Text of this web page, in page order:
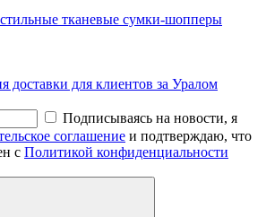
тканевые сумки-шопперы
доставки для клиентов за Уралом
Подписываясь на новости, я
соглашение и подтверждаю, что
с Политикой конфиденциальности